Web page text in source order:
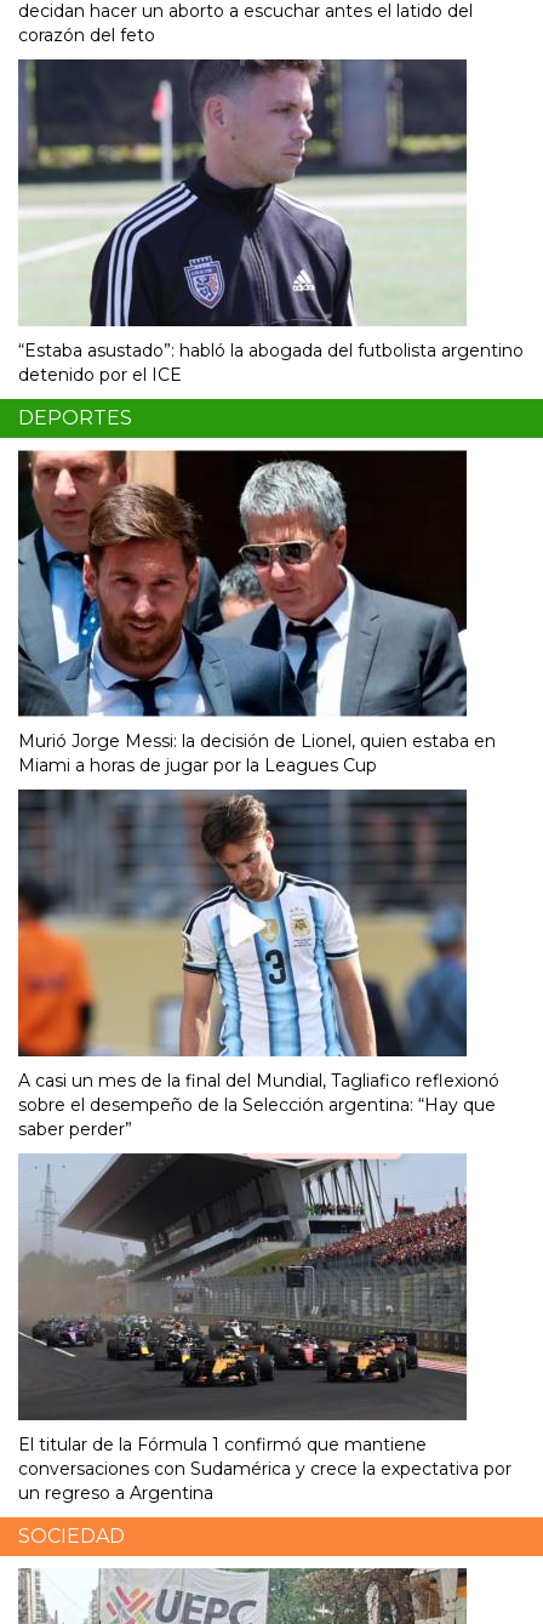
decidan hacer un aborto a escuchar antes el latido del
corazón del feto
“Estaba asustado”: habló la abogada del futbolista argentino
detenido por el ICE
DEPORTES
Murió Jorge Messi: la decisión de Lionel, quien estaba en
Miami a horas de jugar por la Leagues Cup
A casi un mes de la final del Mundial, Tagliafico reflexionó
sobre el desempeño de la Selección argentina: “Hay que
saber perder”
El titular de la Fórmula 1 confirmó que mantiene
conversaciones con Sudamérica y crece la expectativa por
un regreso a Argentina
SOCIEDAD